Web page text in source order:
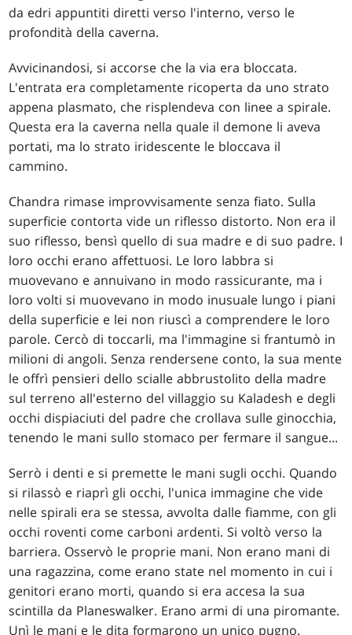
da edri appuntiti diretti verso l'interno, verso le
profondità della caverna.
Avvicinandosi, si accorse che la via era bloccata.
L'entrata era completamente ricoperta da uno strato
appena plasmato, che risplendeva con linee a spirale.
Questa era la caverna nella quale il demone li aveva
portati, ma lo strato iridescente le bloccava il
cammino.
Chandra rimase improvvisamente senza fiato. Sulla
superficie contorta vide un riflesso distorto. Non era il
suo riflesso, bensì quello di sua madre e di suo padre. I
loro occhi erano affettuosi. Le loro labbra si
muovevano e annuivano in modo rassicurante, ma i
loro volti si muovevano in modo inusuale lungo i piani
della superficie e lei non riuscì a comprendere le loro
parole. Cercò di toccarli, ma l'immagine si frantumò in
milioni di angoli. Senza rendersene conto, la sua mente
le offrì pensieri dello scialle abbrustolito della madre
sul terreno all'esterno del villaggio su Kaladesh e degli
occhi dispiaciuti del padre che crollava sulle ginocchia,
tenendo le mani sullo stomaco per fermare il sangue...
Serrò i denti e si premette le mani sugli occhi. Quando
si rilassò e riaprì gli occhi, l'unica immagine che vide
nelle spirali era se stessa, avvolta dalle fiamme, con gli
occhi roventi come carboni ardenti. Si voltò verso la
barriera. Osservò le proprie mani. Non erano mani di
una ragazzina, come erano state nel momento in cui i
genitori erano morti, quando si era accesa la sua
scintilla da Planeswalker. Erano armi di una piromante.
Unì le mani e le dita formarono un unico pugno.